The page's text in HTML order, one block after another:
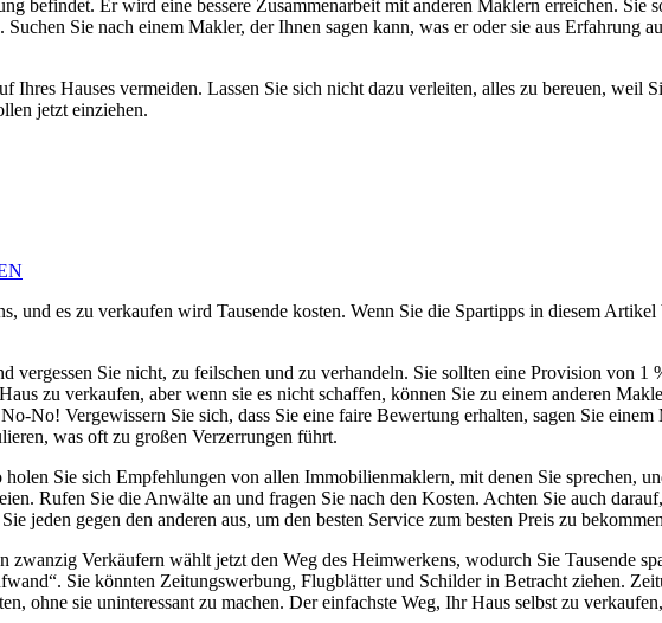
befindet. Er wird eine bessere Zusammenarbeit mit anderen Maklern erreichen. Sie
Sie nach einem Makler, der Ihnen sagen kann, was er oder sie aus Erfahrung
Hauses vermeiden. Lassen Sie sich nicht dazu verleiten, alles zu bereuen, weil
jetzt einziehen.
es zu verkaufen wird Tausende kosten. Wenn Sie die Spartipps in diesem
Sie nicht, zu feilschen und zu verhandeln. Sie sollten eine Provision von 1
zu verkaufen, aber wenn sie es nicht schaffen, können Sie zu einem anderen
No! Vergewissern Sie sich, dass Sie eine faire Bewertung erhalten, sagen Sie
was oft zu großen Verzerrungen führt.
Sie sich Empfehlungen von allen Immobilienmaklern, mit denen Sie sprechen,
Rufen Sie die Anwälte an und fragen Sie nach den Kosten. Achten Sie auch
jeden gegen den anderen aus, um den besten Service zum besten Preis zu
Verkäufern wählt jetzt den Weg des Heimwerkens, wodurch Sie Tausende
Sie könnten Zeitungswerbung, Flugblätter und Schilder in Betracht ziehen.
ohne sie uninteressant zu machen. Der einfachste Weg, Ihr Haus selbst zu